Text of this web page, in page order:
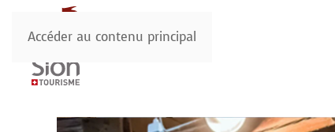
Accéder au contenu principal